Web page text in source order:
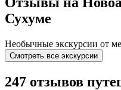
Сухуме
Необычные экскурсии от
Смотреть все экскурсии
247 отзывов